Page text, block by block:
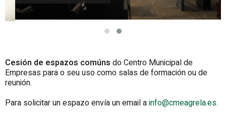
Cesión de espazos comúns do Centro Municipal de
Empresas para o seu uso como salas de formación ou de
reunión.
Para solicitar un espazo envía un email ainfo@cmeagrela.es.